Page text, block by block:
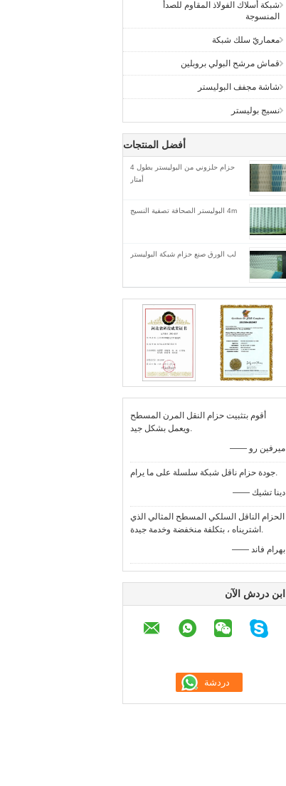
شبكة أسلاك الفولاذ المقاوم للصدأ
المنسوجة
معماريّ سلك شبكة
قماش مرشح البولي بروبلين
شاشة مجفف البوليستر
نسيج بوليستر
أفضل المنتجات
حزام حلزوني من البوليستر بطول 4
أمتار
4m البوليستر الصحافة تصفية النسيج
لب الورق صنع حزام شبكة البوليستر
أقوم بتثبيت حزام النقل المرن المسطح
ويعمل بشكل جيد.
—— ميرفين رو
جودة حزام ناقل شبكة سلسلة على ما يرام.
—— دينا تشيك
الحزام الناقل السلكي المسطح المثالي الذي
اشتريناه ، بتكلفة منخفضة وخدمة جيدة.
—— بهرام فاند
ابن دردش الآن